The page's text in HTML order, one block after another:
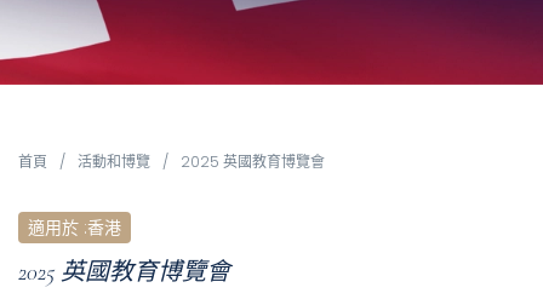
首頁 / 活動和博覽 / 2025 英國教育博覽會
適用於 :香港
2025 英國教育博覽會